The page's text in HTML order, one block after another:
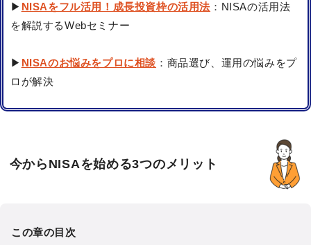
▶ NISAをフル活用！成長投資枠の活用法 ：NISAの活用法
を解説するWebセミナー
▶ NISAのお悩みをプロに相談 ：商品選び、運用の悩みをプ
ロが解決
今からNISAを始める3つのメリット
この章の目次